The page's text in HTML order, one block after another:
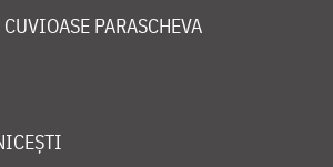
PARASCHEVA